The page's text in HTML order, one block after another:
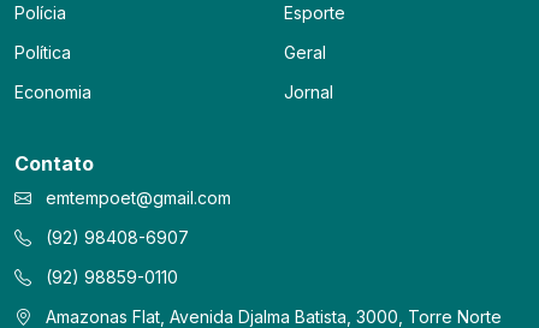
Polícia
Política
Economia
Esporte
Geral
Jornal
Contato
emtempoet@gmail.com
(92) 98408-6907
(92) 98859-0110
Amazonas Flat, Avenida Djalma Batista, 3000, Torre Norte